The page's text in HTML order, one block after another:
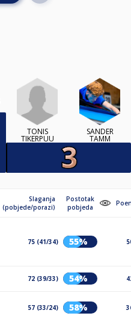
TONIS
TIKERPUU
SANDER
TAMM
Slaganja
(pobjede/porazi)
Postotak
pobjeda
75 (41/34) 55%
72 (39/33) 54%
57 (33/24) 58%